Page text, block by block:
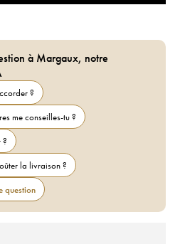
à Margaux, notre
?
me conseilles-tu ?
?
la livraison ?
question